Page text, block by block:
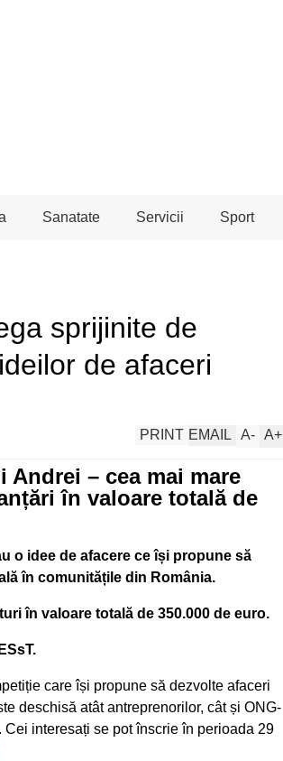
Sanatate Servicii Sport
sprijinite de
de afaceri
A+
A-
EMAIL
PRINT
Andrei – cea mai mare
în valoare totală de
o idee de afacere ce își propune să
în comunitățile din România.
în valoare totală de 350.000 de euro.
care își propune să dezvolte afaceri
deschisă atât antreprenorilor, cât și ONG-
interesați se pot înscrie în perioada 29